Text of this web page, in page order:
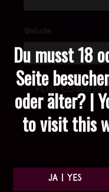
Du musst 18
Seite
oder älter? |
to visit this
Website